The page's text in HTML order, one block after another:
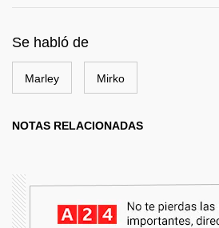
Se habló de
Marley Mirko
NOTAS RELACIONADAS